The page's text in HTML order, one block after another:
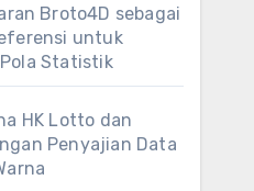
Broto4D sebagai
untuk
Statistik
HK Lotto dan
Penyajian Data